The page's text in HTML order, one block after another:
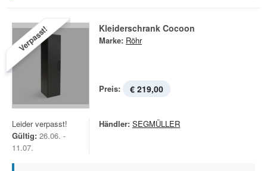
Verpasst! Kleiderschrank Cocoon
Marke: Röhr
Preis: € 219,00
Leider verpasst!
Gültig: 26.06. -
11.07.
Händler: SEGMÜLLER